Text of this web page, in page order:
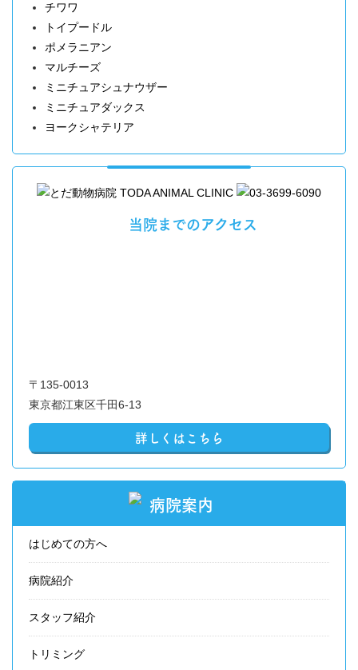
チワワ
トイプードル
ポメラニアン
マルチーズ
ミニチュアシュナウザー
ミニチュアダックス
ヨークシャテリア
当院までのアクセス
〒135-0013
東京都江東区千田6-13
詳しくはこちら
病院案内
はじめての方へ
病院紹介
スタッフ紹介
トリミング